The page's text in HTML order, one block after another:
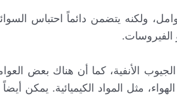
ولكنه يتضمن دائماً احتباس
الفيروسات.
الأنفية، كما أن هناك بعض
مثل المواد الكيميائية. يمكن